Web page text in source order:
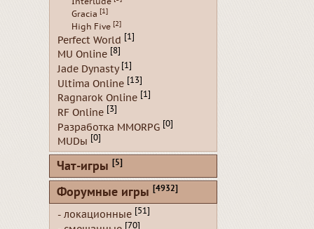
Gracia [1]
High Five [2]
Perfect World [1]
MU Online [8]
Jade Dynasty [1]
Ultima Online [13]
Ragnarok Online [1]
RF Online [3]
Разработка MMORPG [0]
MUDы [0]
Чат-игры [5]
Форумные игры [4932]
- локационные [51]
[70]